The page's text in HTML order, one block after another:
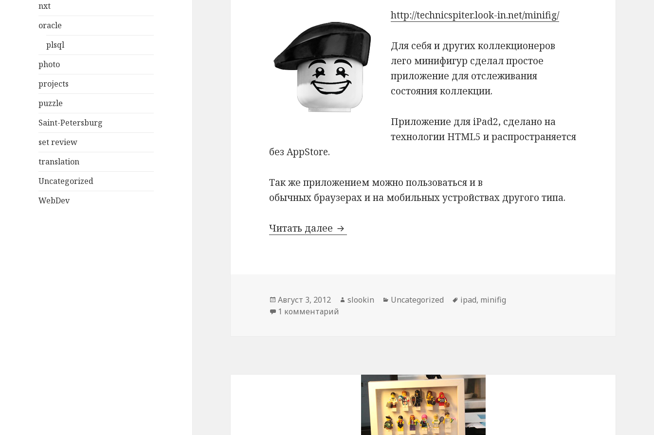
nxt
oracle
plsql
photo
projects
puzzle
Saint-Petersburg
set review
translation
Uncategorized
WebDev
http://technicspiter.look-in.net/minifig/
Для себя и других коллекционеров
лего минифигур сделал простое
приложение для отслеживания
состояния коллекции.
Приложение для iPad2, сделано на
технологии HTML5 и распространяется
без AppStore.
Так же приложением можно пользоваться и в
обычных браузерах и на мобильных устройствах другого типа.
Читать далее iPad приложение для коллекционеров Лего минифигур
Опубликовано
Август 3, 2012 Автор
slookin Рубрики
Uncategorized Метки
ipad, minifig
1 комментарий